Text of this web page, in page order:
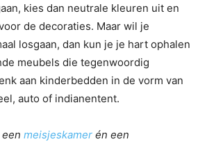
kies dan neutrale kleuren uit en
de decoraties. Maar wil je
losgaan, dan kun je je hart ophalen
meubels die tegenwoordig
aan kinderbedden in de vorm van
auto of indianentent.
meisjeskamer én een